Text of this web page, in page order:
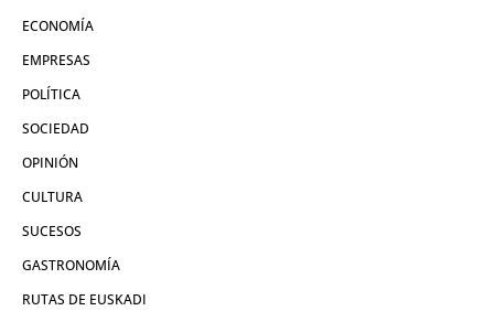
ECONOMÍA
EMPRESAS
POLÍTICA
SOCIEDAD
OPINIÓN
CULTURA
SUCESOS
GASTRONOMÍA
RUTAS DE EUSKADI